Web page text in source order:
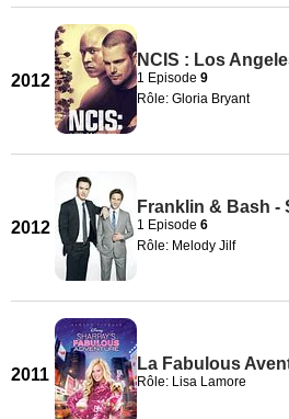
2012
NCIS : Los
1 Episode 9
Rôle: Gloria Bryant
2012
Franklin & Bash -
1 Episode 6
Rôle: Melody Jilf
2011
La Fabulous
Rôle: Lisa Lamore